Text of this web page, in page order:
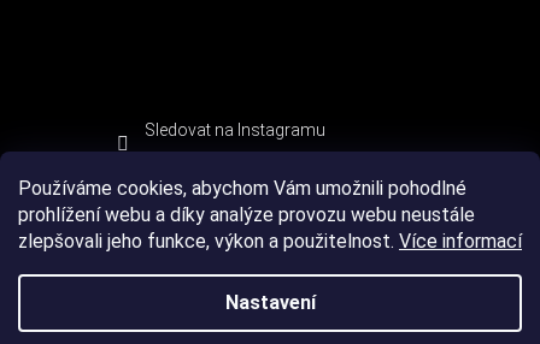
Používáme cookies, abychom Vám umožnili pohodlné
prohlížení webu a díky analýze provozu webu neustále
zlepšovali jeho funkce, výkon a použitelnost. Více informací
Nastavení
Sledovat na Instagramu